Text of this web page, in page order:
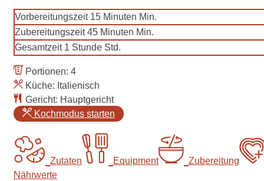
Vorbereitungszeit 15 Minuten Min.
Zubereitungszeit45 Minuten Min.
Gesamtzeit 1 Stunde Std.
Portionen: 4
Küche: Italienisch
Gericht: Hauptgericht
Kochmodus starten
Zutaten Equipment
Zubereitung
Nährwerte